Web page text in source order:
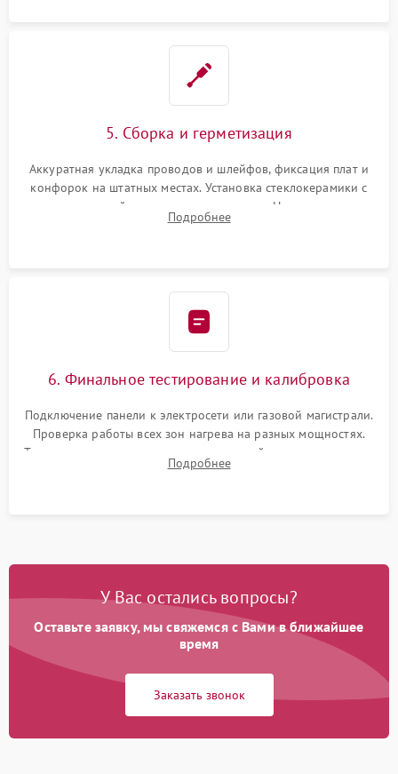
5. Сборка и герметизация
Аккуратная укладка проводов и шлейфов, фиксация плат и
конфорок на штатных местах. Установка стеклокерамики с
проверкой равномерности зазоров. Нанесение
термостойкого герметика или укладка уплотнительной
Подробнее
6. Финальное тестирование и калибровка
Подключение панели к электросети или газовой магистрали.
Проверка работы всех зон нагрева на разных мощностях.
Тестирование сенсорного управления, таймера, индикаторов
остаточного тепла и систем защиты от перегрева.
Подробнее
У Вас остались вопросы?
Оставьте заявку, мы свяжемся с Вами в ближайшее
время
Заказать звонок